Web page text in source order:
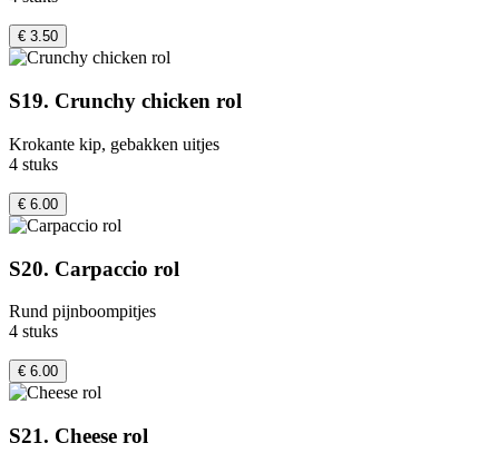
€ 3.50
S19. Crunchy chicken rol
Krokante kip, gebakken uitjes
4 stuks
€ 6.00
S20. Carpaccio rol
Rund pijnboompitjes
4 stuks
€ 6.00
S21. Cheese rol